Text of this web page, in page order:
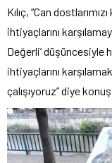
Kılıç, “Can
ihtiyaçlarını
Değerli’ düşüncesiyle
ihtiyaçlarını
çalışıyoruz” diye